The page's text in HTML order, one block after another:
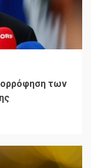
των